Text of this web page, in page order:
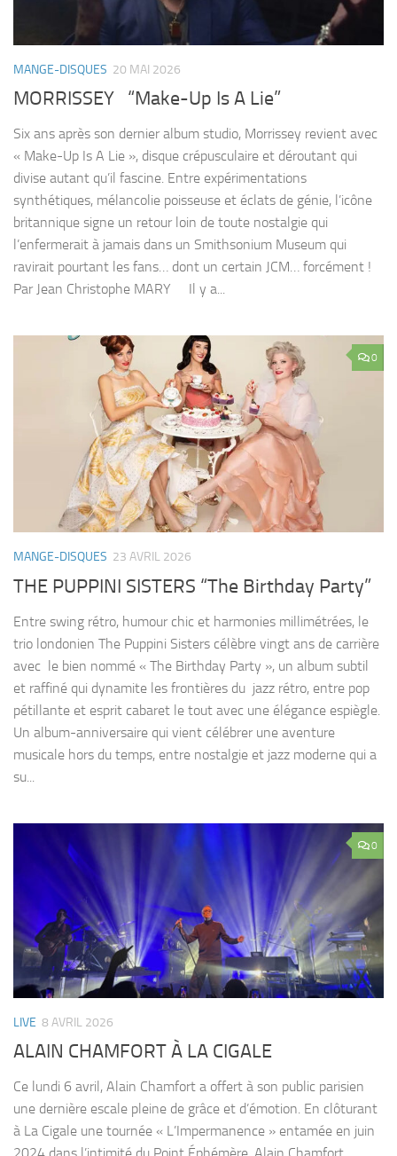
MANGE-DISQUES 20 MAI 2026
MORRISSEY “Make-Up Is A Lie”
Six ans après son dernier album studio, Morrissey revient avec
« Make-Up Is A Lie », disque crépusculaire et déroutant qui
divise autant qu’il fascine. Entre expérimentations
synthétiques, mélancolie poisseuse et éclats de génie, l’icône
britannique signe un retour loin de toute nostalgie qui
l’enfermerait à jamais dans un Smithsonium Museum qui
ravirait pourtant les fans… dont un certain JCM… forcément !
Par Jean Christophe MARY Il y a...
0
MANGE-DISQUES 23 AVRIL 2026
THE PUPPINI SISTERS “The Birthday Party”
Entre swing rétro, humour chic et harmonies millimétrées, le
trio londonien The Puppini Sisters célèbre vingt ans de carrière
avec le bien nommé « The Birthday Party », un album subtil
et raffiné qui dynamite les frontières du jazz rétro, entre pop
pétillante et esprit cabaret le tout avec une élégance espiègle.
Un album-anniversaire qui vient célébrer une aventure
musicale hors du temps, entre nostalgie et jazz moderne qui a
su...
0
LIVE 8 AVRIL 2026
ALAIN CHAMFORT À LA CIGALE
Ce lundi 6 avril, Alain Chamfort a offert à son public parisien
une dernière escale pleine de grâce et d’émotion. En clôturant
à La Cigale une tournée « L’Impermanence » entamée en juin